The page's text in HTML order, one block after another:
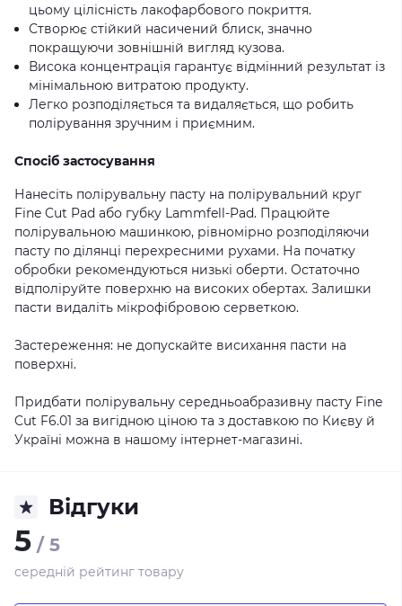
цьому цілісність лакофарбового покриття.
Створює стійкий насичений блиск, значно
покращуючи зовнішній вигляд кузова.
Висока концентрація гарантує відмінний результат із
мінімальною витратою продукту.
Легко розподіляється та видаляється, що робить
полірування зручним і приємним.
Спосіб застосування
Нанесіть полірувальну пасту на полірувальний круг
Fine Cut Pad або губку Lammfell-Pad. Працюйте
полірувальною машинкою, рівномірно розподіляючи
пасту по ділянці перехресними рухами. На початку
обробки рекомендуються низькі оберти. Остаточно
відполіруйте поверхню на високих обертах. Залишки
пасти видаліть мікрофібровою серветкою.
Застереження: не допускайте висихання пасти на
поверхні.
Придбати полірувальну середньоабразивну пасту Fine
Cut F6.01 за вигідною ціною та з доставкою по Києву й
Україні можна в нашому інтернет-магазині.
Відгуки
5 / 5
середній рейтинг товару